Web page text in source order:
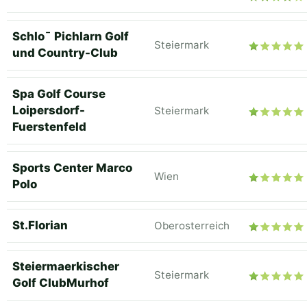
Schlo¯ Pichlarn Golf
und Country-Club
Steiermark
Spa Golf Course
Loipersdorf-
Fuerstenfeld
Steiermark
Sports Center Marco
Polo
Wien
St.Florian Oberosterreich
Steiermaerkischer
Golf ClubMurhof
Steiermark